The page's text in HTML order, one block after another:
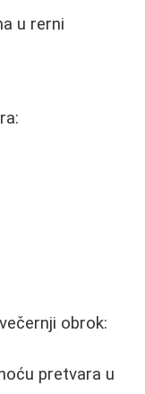
u rerni
obrok:
pretvara u